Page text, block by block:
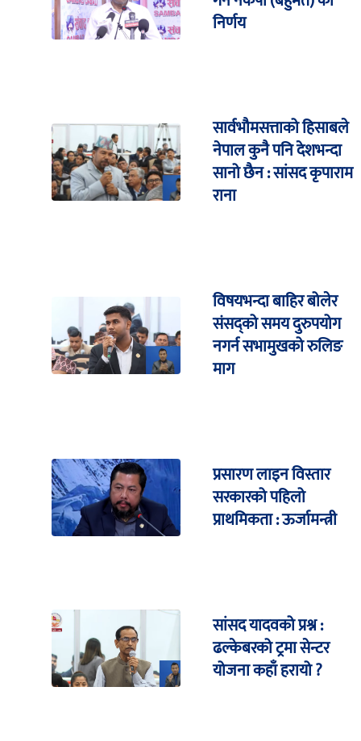
निर्णय
सार्वभौमसत्ताको हिसाबले
नेपाल कुनै पनि देशभन्दा
सानो छैन : सांसद कृपाराम
राना
विषयभन्दा बाहिर बोलेर
संसद्को समय दुरुपयोग
नगर्न सभामुखको रुलिङ
माग
प्रसारण लाइन विस्तार
सरकारको पहिलो
प्राथमिकता : ऊर्जामन्त्री
सांसद यादवको प्रश्न :
ढल्केबरको ट्रमा सेन्टर
योजना कहाँ हरायो ?